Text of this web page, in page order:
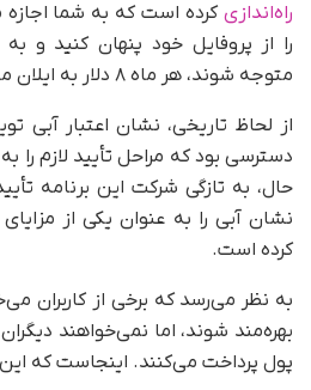
راه‌اندازی کرده است که به شما اجازه
را از پروفایل خود پنهان کنید و
متوجه شوند، هر ماه ۸ دلار به ایلان ماسک بپردازید.
از لحاظ تاریخی، نشان اعتبار آبی
دسترسی بود که مراحل تأیید لازم را
حال، به تازگی شرکت این برنامه
نشان آبی را به عنوان یکی از مزایای
کرده است.
به نظر می‌رسد که برخی از کاربران
بهره‌مند شوند، اما نمی‌خواهند
پول پرداخت می‌کنند. اینجاست که